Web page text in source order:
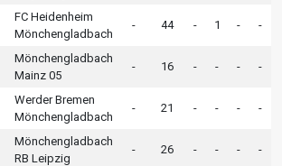
FC Heidenheim
Mönchengladbach
- 44 - 1 - -
Mönchengladbach
Mainz 05
- 16 - - - -
Werder Bremen
Mönchengladbach
- 21 - - - -
Mönchengladbach
RB Leipzig
- 26 - - - -